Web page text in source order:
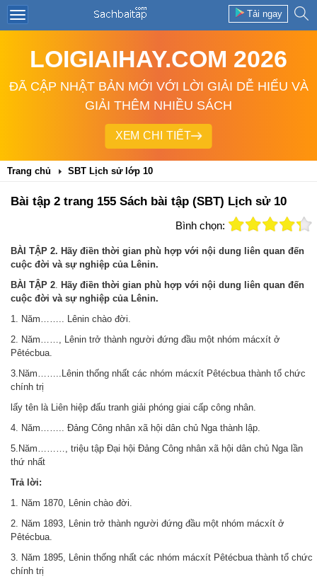
Tải ngay
LOIGIAIHAY.COM 2026
ĐÃ CẬP NHẬT BẢN MỚI VỚI LỜI GIẢI DỄ HIỂU VÀ
GIẢI THÊM NHIỀU SÁCH
XEM CHI TIẾT
Trang chủ SBT Lịch sử lớp 10
Bài tập 2 trang 155 Sách bài tập (SBT) Lịch sử 10
Bình chọn:
BÀI TẬP 2. Hãy điền thời gian phù hợp với nội dung liên quan đến
cuộc đời và sự nghiệp của Lênin.
BÀI TẬP 2. Hãy điền thời gian phù hợp với nội dung liên quan đến
cuộc đời và sự nghiệp của Lênin.
1. Năm…….. Lênin chào đời.
2. Năm……, Lênin trở thành người đứng đầu một nhóm mácxít ở
Pêtécbua.
3.Năm……..Lênin thống nhất các nhóm mácxít Pêtécbua thành tổ chức
chính trị
lấy tên là Liên hiệp đấu tranh giải phóng giai cấp công nhân.
4. Năm…….. Đảng Công nhân xã hội dân chủ Nga thành lập.
5.Năm………, triệu tập Đại hội Đảng Công nhân xã hội dân chủ Nga lần
thứ nhất
Trả lời:
1. Năm 1870, Lênin chào đời.
2. Năm 1893, Lênin trở thành người đứng đầu một nhóm mácxít ở
Pêtécbua.
3. Năm 1895, Lênin thống nhất các nhóm mácxít Pêtécbua thành tổ chức
chính trị